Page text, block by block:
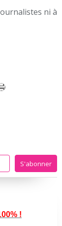
ni à
!